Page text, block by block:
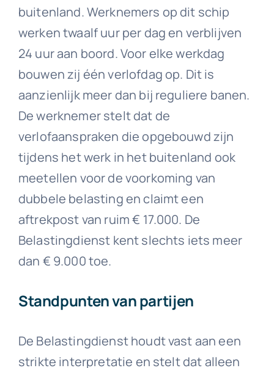
buitenland. Werknemers op dit schip
werken twaalf uur per dag en verblijven
24 uur aan boord. Voor elke werkdag
bouwen zij één verlofdag op. Dit is
aanzienlijk meer dan bij reguliere banen.
De werknemer stelt dat de
verlofaanspraken die opgebouwd zijn
tijdens het werk in het buitenland ook
meetellen voor de voorkoming van
dubbele belasting en claimt een
aftrekpost van ruim € 17.000. De
Belastingdienst kent slechts iets meer
dan € 9.000 toe.
Standpunten van partijen
De Belastingdienst houdt vast aan een
strikte interpretatie en stelt dat alleen